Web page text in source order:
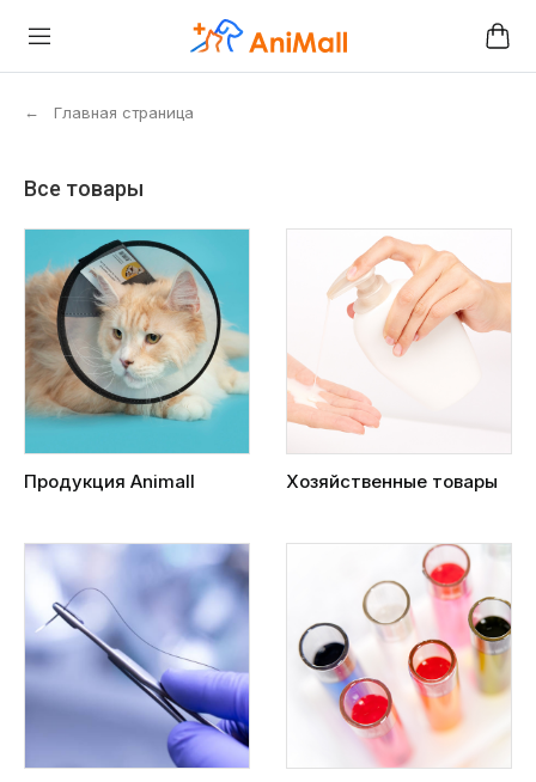
← Главная страница
Все товары
Продукция Animall Хозяйственные товары